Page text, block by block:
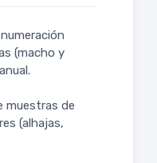
(macho y
muestras de
(alhajas,